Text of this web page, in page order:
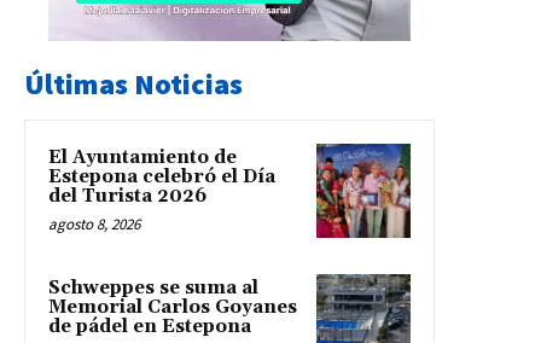
Últimas Noticias
El Ayuntamiento de
Estepona celebró el Día
del Turista 2026
agosto 8, 2026
Schweppes se suma al
Memorial Carlos Goyanes
de pádel en Estepona